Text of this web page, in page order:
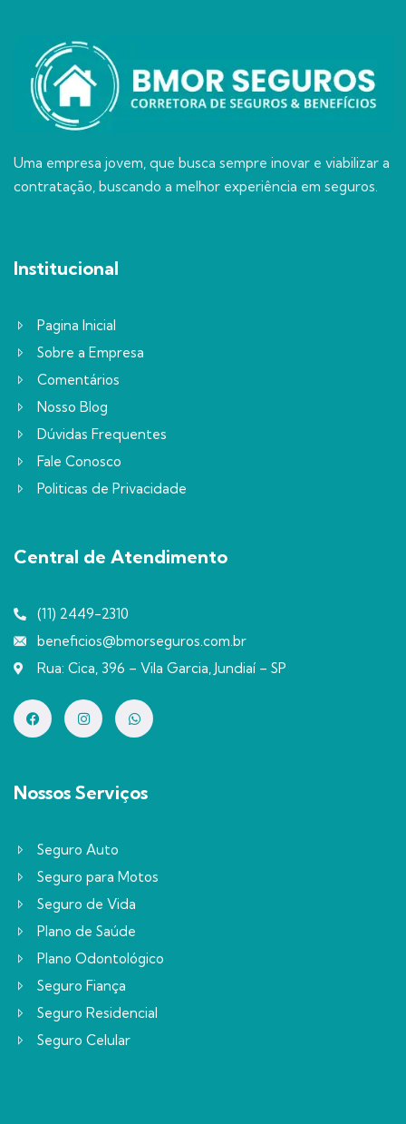
Uma empresa jovem, que busca sempre inovar e viabilizar a
contratação, buscando a melhor experiência em seguros.
Institucional
Pagina Inicial
Sobre a Empresa
Comentários
Nosso Blog
Dúvidas Frequentes
Fale Conosco
Politicas de Privacidade
Central de Atendimento
(11) 2449-2310
beneficios@bmorseguros.com.br
Rua: Cica, 396 – Vila Garcia, Jundiaí – SP
Nossos Serviços
Seguro Auto
Seguro para Motos
Seguro de Vida
Plano de Saúde
Plano Odontológico
Seguro Fiança
Seguro Residencial
Seguro Celular